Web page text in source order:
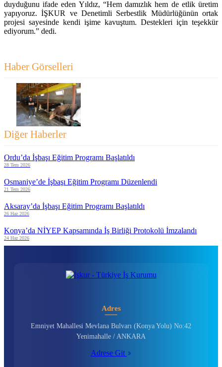
duyduğunu ifade eden Yıldız, “Hem damızlık hem de etlik üretim
yapıyoruz. İŞKUR ve Denetimli Serbestlik Müdürlüğünün ortak
projesi sayesinde kendi işime kavuştum. Destekleri için teşekkür
ediyorum.” dedi.
Haber Görselleri
Diğer Haberler
Ordu’da İşbaşı Eğitim Programı Başlatıldı
28 Tem 2026
Osmaniye’de İşbaşı Eğitim Programı Düzenlendi
21 Tem 2026
Aksaray’da İşbaşı Eğitim Programı Başlatıldı
26 Haz 2026
Konya’da NİYEP Kapsamında İş Birliği Protokolü İmzalandı
24 Haz 2026
Adres
Emniyet Mahallesi Mevlana Bulvarı (Konya Yolu) No:42
Yenimahalle / ANKARA
Adrese Git